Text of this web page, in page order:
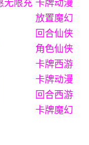
无限充 卡牌动漫
放置魔幻
回合仙侠
角色仙侠
卡牌西游
卡牌动漫
回合西游
卡牌魔幻